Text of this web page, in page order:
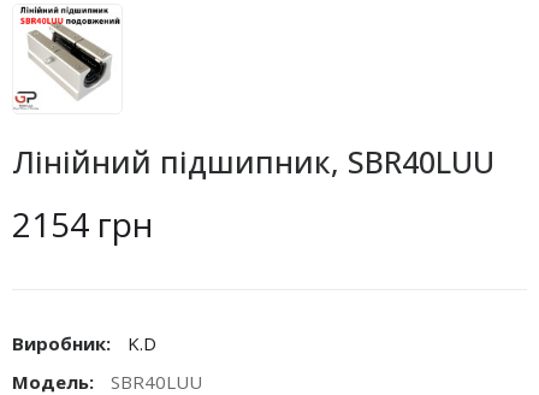
Лінійний підшипник, SBR40LUU
2154 грн
Виробник:
K.D
Модель:
SBR40LUU